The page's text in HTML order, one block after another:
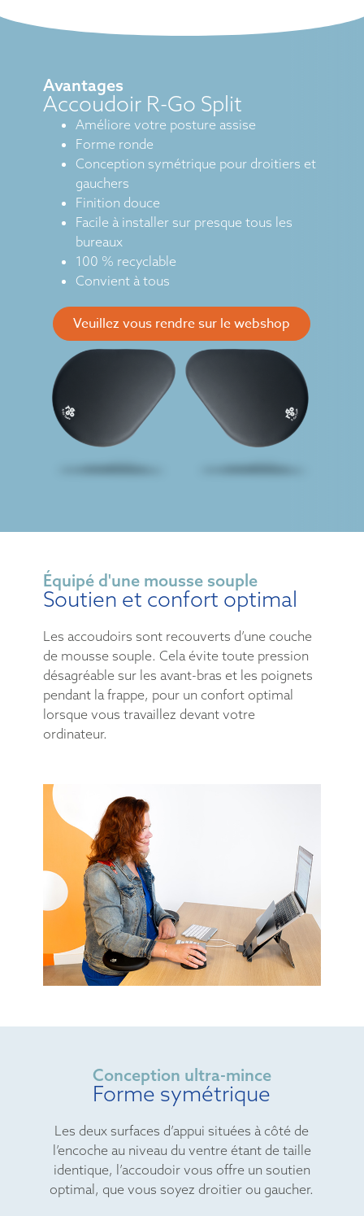
Avantages
Accoudoir R-Go Split
Améliore votre posture assise
Forme ronde
Conception symétrique pour droitiers et
gauchers
Finition douce
Facile à installer sur presque tous les
bureaux
100 % recyclable
Convient à tous
Veuillez vous rendre sur le webshop
Équipé d'une mousse souple
Soutien et confort optimal
Les accoudoirs sont recouverts d’une couche
de mousse souple. Cela évite toute pression
désagréable sur les avant-bras et les poignets
pendant la frappe, pour un confort optimal
lorsque vous travaillez devant votre
ordinateur.
Conception ultra-mince
Forme symétrique
Les deux surfaces d’appui situées à côté de
l’encoche au niveau du ventre étant de taille
identique, l’accoudoir vous offre un soutien
optimal, que vous soyez droitier ou gaucher.